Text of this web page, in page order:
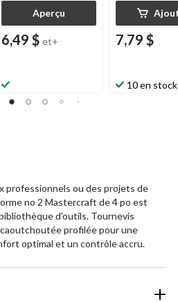
Aperçu
6,49 $ et+ 7,79 $
10 en stock
professionnels ou des projets de
no 2 Mastercraft de 4 po est
d'outils. Tournevis
profilée pour une
optimal et un contrôle accru.